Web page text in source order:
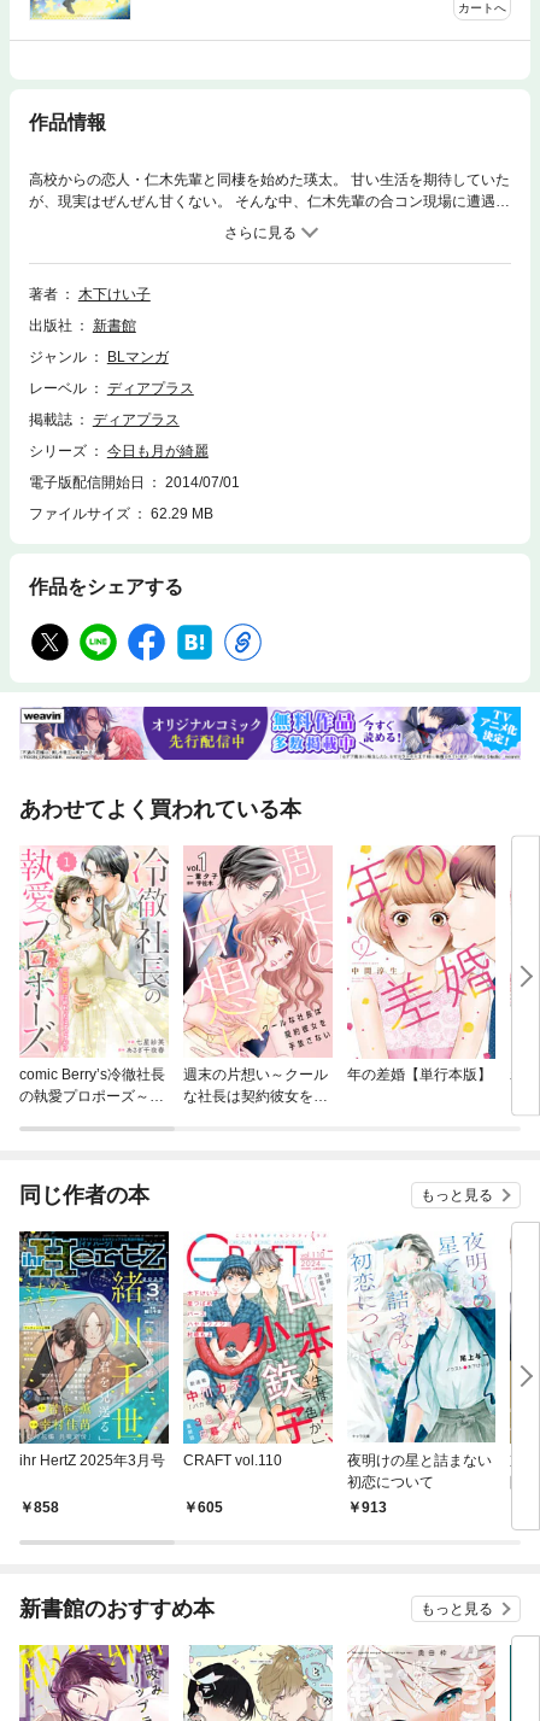
カートへ
作品情報
高校からの恋人・仁木先輩と同棲を始めた瑛太。 甘い生活を期待していた
が、現実はぜんぜん甘くない。 そんな中、仁木先輩の合コン現場に遭遇し
てしまい!? 表題作のほか「明日も空は青い」、「瓢箪から駒が出る」を収
録。 小さな幸せが心を満たすハートウォーミングラブ！
著者
木下けい子
出版社
新書館
ジャンル
BLマンガ
レーベル
ディアプラス
掲載誌
ディアプラス
シリーズ
今日も月が綺麗
電子版配信開始日
2014/07/01
ファイルサイズ
62.29 MB
作品をシェアする
あわせてよく買われている本
comic Berry’s冷徹社長
の執愛プロポーズ～花
週末の片想い～クール
な社長は契約彼女を手
年の差婚【単行本版】
同じ作者の本 もっと見る
ihr HertZ 2025年3月号
858
CRAFT vol.110
605
夜明けの星と詰まない
初恋について
913
京
限
新書館のおすすめ本 もっと見る